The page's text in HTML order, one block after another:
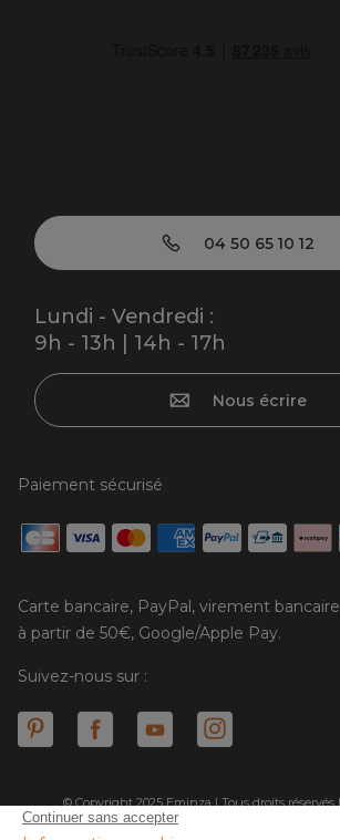
04 50 65 10 12
Lundi - Vendredi :
9h - 13h | 14h - 17h
Nous écrire
Paiement sécurisé
Carte bancaire, PayPal, virement
à partir de 50€, Google/Apple Pay.
Suivez-nous sur :
© Copyright 2025 Eminza | Tous droits réservés |